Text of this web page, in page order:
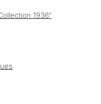
1936”